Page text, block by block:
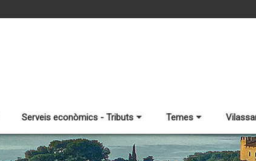
Serveis econòmics - Tributs Temes